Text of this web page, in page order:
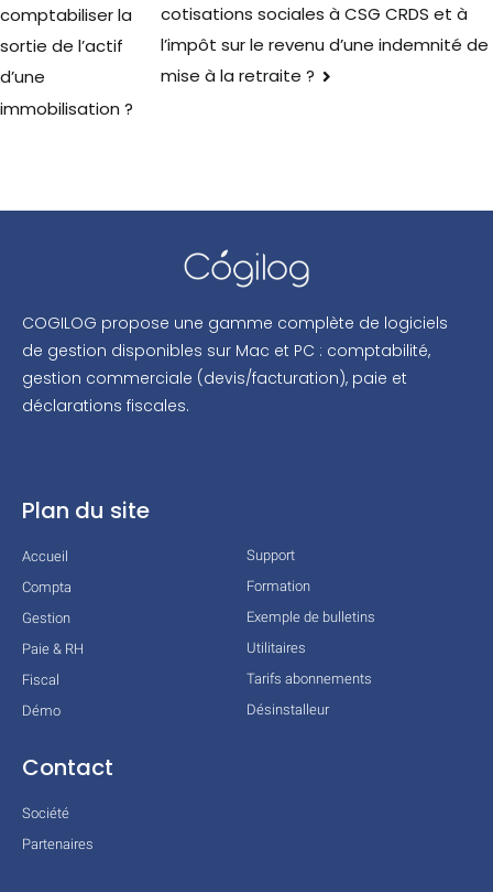
comptabiliser la
sortie de l’actif
d’une
immobilisation ?
cotisations sociales à CSG CRDS et à
l’impôt sur le revenu d’une indemnité de
mise à la retraite ?
COGILOG propose une gamme complète de logiciels
de gestion disponibles sur Mac et PC : comptabilité,
gestion commerciale (devis/facturation), paie et
déclarations fiscales.
Plan du site
Accueil
Compta
Gestion
Paie & RH
Fiscal
Démo
Support
Formation
Exemple de bulletins
Utilitaires
Tarifs abonnements
Désinstalleur
Contact
Société
Partenaires